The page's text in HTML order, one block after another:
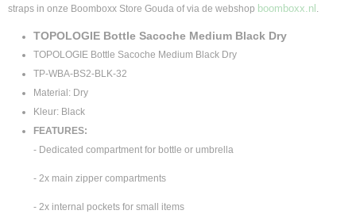
straps in onze Boomboxx Store Gouda of via de webshop boomboxx.nl .
TOPOLOGIE Bottle Sacoche Medium Black Dry
TOPOLOGIE Bottle Sacoche Medium Black Dry
TP-WBA-BS2-BLK-32
Material: Dry
Kleur: Black
FEATURES:
- Dedicated compartment for bottle or umbrella
- 2x main zipper compartments
- 2x internal pockets for small items